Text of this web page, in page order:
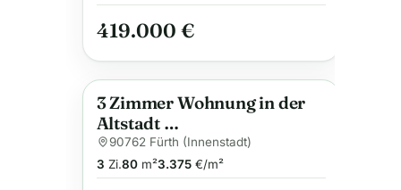
419.000 €
Anzeige
3 Zimmer Wohnung in der
Altstadt …
90762 Fürth (Innenstadt)
3 Zi.80m²3.375€/m²